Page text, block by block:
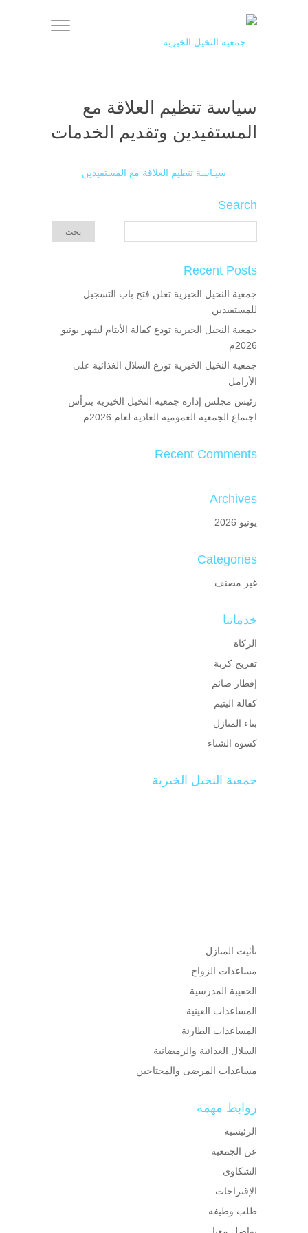
سياسة تنظيم العلاقة مع
المستفيدين وتقديم الخدمات
سيـاسة تنظيم العلاقة مع المستفيدين
Search
Recent Posts
جمعية النخيل الخيرية تعلن فتح باب التسجيل
للمستفيدين
جمعية النخيل الخيرية تودع كفالة الأيتام لشهر يونيو
2026م
جمعية النخيل الخيرية توزع السلال الغذائية على
الأرامل
رئيس مجلس إدارة جمعية النخيل الخيرية يترأس
اجتماع الجمعية العمومية العادية لعام 2026م
Recent Comments
Archives
يونيو 2026
Categories
غير مصنف
خدماتنا
الزكاة
تفريج كربة
إفطار صائم
كفالة اليتيم
بناء المنازل
كسوة الشتاء
جمعية النخيل الخيرية
تأثيث المنازل
مساعدات الزواج
الحقيبة المدرسية
المساعدات العينية
المساعدات الطارئة
السلال الغذائية والرمضانية
مساعدات المرضى والمحتاجين
روابط مهمة
الرئيسية
عن الجمعية
الشكاوى
الإقتراحات
طلب وظيفة